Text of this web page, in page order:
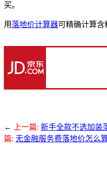
买。
用 落地价计算器可精确计算含
← 上一篇: 新手全款不选加装
篇: 无金融服务费落地价怎么